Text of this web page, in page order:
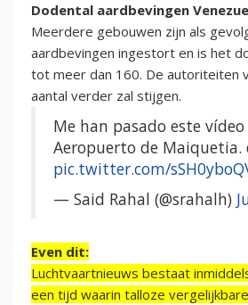
Dodental aardbevingen
Meerdere gebouwen zijn als
aardbevingen ingestort en is het
tot meer dan 160. De autoriteiten
aantal verder zal stijgen.
Me han pasado este
Aeropuerto de
pic.twitter.com/
— Said Rahal (@srahalh)
Even dit:
Luchtvaartnieuws bestaat
een tijd waarin talloze